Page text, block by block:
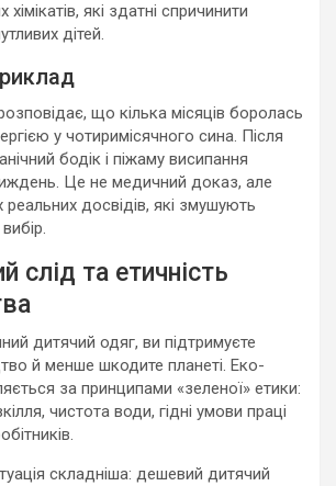
хімікатів, які здатні спричинити
дітей.
що кілька місяців боролась
у чотиримісячного сина. Після
бодік і піжаму висипання
Це не медичний доказ, але
реальних досвідів, які змушують
слід та етичність
дитячий одяг, ви підтримуєте
й менше шкодите планеті. Еко-
за принципами «зеленої» етики:
чистота води, гідні умови праці
складніша: дешевий дитячий